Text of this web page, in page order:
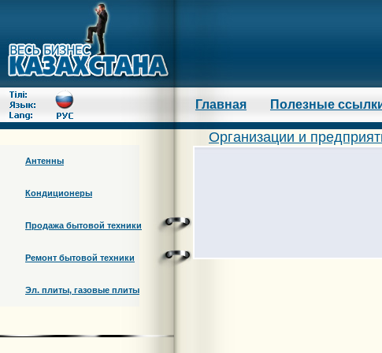
Главная Полезные
Антенны
Кондиционеры
Продажа бытовой техники
Ремонт бытовой техники
Эл. плиты, газовые плиты
Организации и